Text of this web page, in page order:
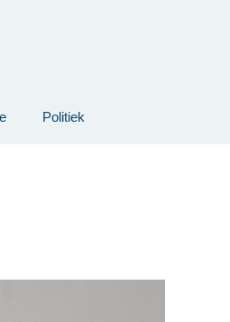
Politiek